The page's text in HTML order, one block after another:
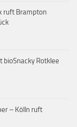
ruft Brampton
bioSnacky Rotklee
– Kölln ruft